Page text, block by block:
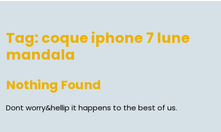
Tag: coque iphone 7 lune
mandala
Nothing Found
Dont worry&hellip it happens to the best of us.